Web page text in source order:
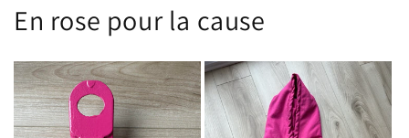
En rose pour la cause